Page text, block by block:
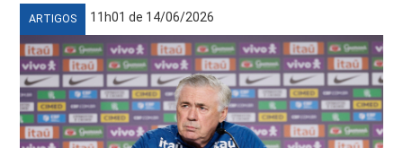
ARTIGOS 11h01 de 14/06/2026